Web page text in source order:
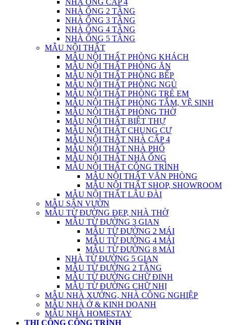
NHÀ ỐNG CẤP 4
NHÀ ỐNG 2 TẦNG
NHÀ ỐNG 3 TẦNG
NHÀ ỐNG 4 TẦNG
NHÀ ỐNG 5 TẦNG
MẪU NỘI THẤT
MẪU NỘI THẤT PHÒNG KHÁCH
MẪU NỘI THẤT PHÒNG ĂN
MẪU NỘI THẤT PHÒNG BẾP
MẪU NỘI THẤT PHÒNG NGỦ
MẪU NỘI THẤT PHÒNG TRẺ EM
MẪU NỘI THẤT PHÒNG TẮM, VỆ SINH
MẪU NỘI THẤT PHÒNG THỜ
MẪU NỘI THẤT BIỆT THỰ
MẪU NỘI THẤT CHUNG CƯ
MẪU NỘI THẤT NHÀ CẤP 4
MẪU NỘI THẤT NHÀ PHỐ
MẪU NỘI THẤT NHÀ ỐNG
MẪU NỘI THẤT CÔNG TRÌNH
MẪU NỘI THẤT VĂN PHÒNG
MẪU NỘI THẤT SHOP, SHOWROOM
MẪU NỘI THẤT LÂU ĐÀI
MẪU SÂN VƯỜN
MẪU TỪ ĐƯỜNG ĐẸP, NHÀ THỜ
MẪU TỪ ĐƯỜNG 3 GIAN
MẪU TỪ ĐƯỜNG 2 MÁI
MẪU TỪ ĐƯỜNG 4 MÁI
MẪU TỪ ĐƯỜNG 8 MÁI
NHÀ TỪ ĐƯỜNG 5 GIAN
MẪU TỪ ĐƯỜNG 2 TẦNG
MẪU TỪ ĐƯỜNG CHỮ ĐINH
MẪU TỪ ĐƯỜNG CHỮ NHỊ
MẪU NHÀ XƯỞNG, NHÀ CÔNG NGHIỆP
MẪU NHÀ Ở & KINH DOANH
MẪU NHÀ HOMESTAY
THI CÔNG CÔNG TRÌNH